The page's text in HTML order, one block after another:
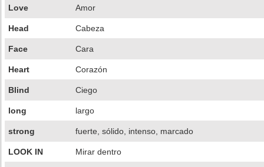
Love Amor
Head Cabeza
Face Cara
Heart Corazón
Blind Ciego
long largo
strong fuerte, sólido, intenso, marcado
LOOK IN Mirar dentro